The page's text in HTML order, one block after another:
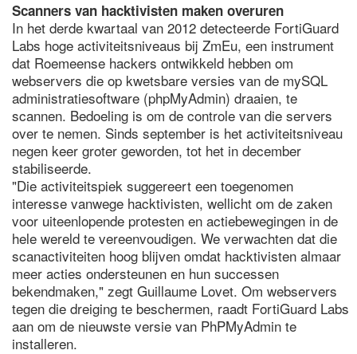
Scanners van hacktivisten maken overuren
In het derde kwartaal van 2012 detecteerde FortiGuard
Labs hoge activiteitsniveaus bij ZmEu, een instrument
dat Roemeense hackers ontwikkeld hebben om
webservers die op kwetsbare versies van de mySQL
administratiesoftware (phpMyAdmin) draaien, te
scannen. Bedoeling is om de controle van die servers
over te nemen. Sinds september is het activiteitsniveau
negen keer groter geworden, tot het in december
stabiliseerde.
"Die activiteitspiek suggereert een toegenomen
interesse vanwege hacktivisten, wellicht om de zaken
voor uiteenlopende protesten en actiebewegingen in de
hele wereld te vereenvoudigen. We verwachten dat die
scanactiviteiten hoog blijven omdat hacktivisten almaar
meer acties ondersteunen en hun successen
bekendmaken," zegt Guillaume Lovet. Om webservers
tegen die dreiging te beschermen, raadt FortiGuard Labs
aan om de nieuwste versie van PhPMyAdmin te
installeren.